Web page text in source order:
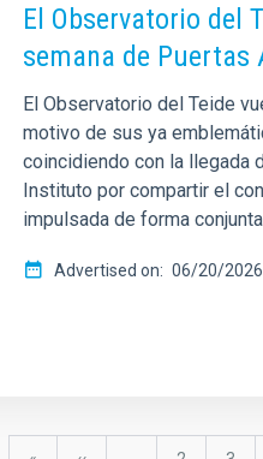
El Observatorio del
semana de Puertas
El Observatorio del Teide
motivo de sus ya
coincidiendo con la llegada
Instituto por compartir el
impulsada de forma
Advertised on 06/20/2026